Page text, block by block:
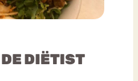
DIËTIST